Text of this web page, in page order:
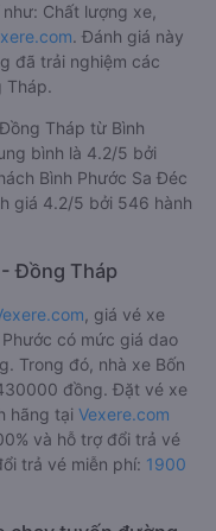
Chất lượng xe,
. Đánh giá này
đã trải nghiệm các
Tháp.
Tháp từ Bình
bình là 4.2/5 bởi
Bình Phước Sa Đéc
giá 4.2/5 bởi 546 hành
Đồng Tháp
, giá vé xe
có mức giá dao
Trong đó, nhà xe Bốn
đồng. Đặt vé xe
hãng tại Vexere.com
và hỗ trợ đổi trả vé
trả vé miễn phí: 1900